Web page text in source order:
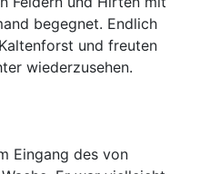
begegnet. Endlich
und freuten
wiederzusehen.
Eingang des von